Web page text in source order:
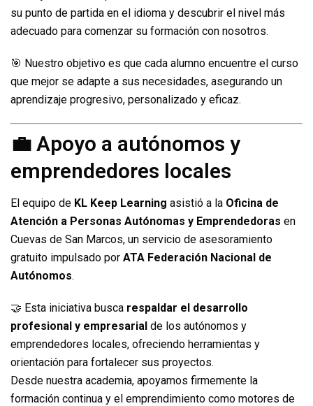
su punto de partida en el idioma y descubrir el nivel más
adecuado para comenzar su formación con nosotros.
🎯 Nuestro objetivo es que cada alumno encuentre el curso
que mejor se adapte a sus necesidades, asegurando un
aprendizaje progresivo, personalizado y eficaz.
💼 Apoyo a autónomos y
emprendedores locales
El equipo de KL Keep Learning asistió a la Oficina de
Atención a Personas Autónomas y Emprendedoras en
Cuevas de San Marcos, un servicio de asesoramiento
gratuito impulsado por ATA Federación Nacional de
Autónomos.
🤝 Esta iniciativa busca respaldar el desarrollo
profesional y empresarial de los autónomos y
emprendedores locales, ofreciendo herramientas y
orientación para fortalecer sus proyectos.
Desde nuestra academia, apoyamos firmemente la
formación continua y el emprendimiento como motores de